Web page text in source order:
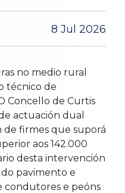
8 Jul 2026
no medio rural
técnico de
Concello de Curtis
actuación dual
firmes que suporá
aos 142.000
desta intervención
pavimento e
condutores e peóns